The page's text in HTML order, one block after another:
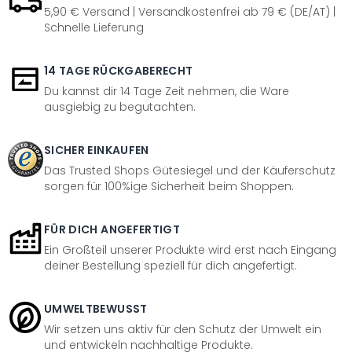
5,90 € Versand | Versandkostenfrei ab 79 € (DE/AT) |
Schnelle Lieferung
14 TAGE RÜCKGABERECHT
Du kannst dir 14 Tage Zeit nehmen, die Ware
ausgiebig zu begutachten.
SICHER EINKAUFEN
Das Trusted Shops Gütesiegel und der Käuferschutz
sorgen für 100%ige Sicherheit beim Shoppen.
FÜR DICH ANGEFERTIGT
Ein Großteil unserer Produkte wird erst nach Eingang
deiner Bestellung speziell für dich angefertigt.
UMWELTBEWUSST
Wir setzen uns aktiv für den Schutz der Umwelt ein
und entwickeln nachhaltige Produkte.